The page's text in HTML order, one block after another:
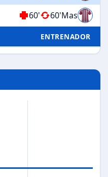
60'
60'Mas
ENTRENADOR